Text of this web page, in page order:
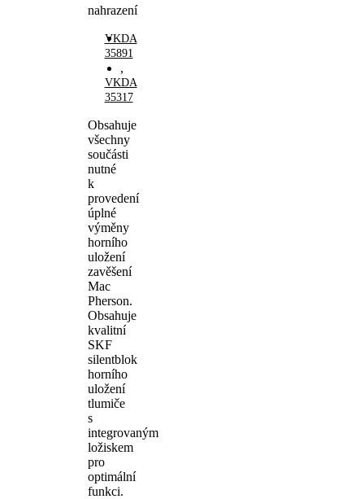
nahrazení
VKDA
35891
,
VKDA
35317
Obsahuje
všechny
součásti
nutné
k
provedení
úplné
výměny
horního
uložení
zavěšení
Mac
Pherson.
Obsahuje
kvalitní
SKF
silentblok
horního
uložení
tlumiče
s
integrovaným
ložiskem
pro
optimální
funkci.